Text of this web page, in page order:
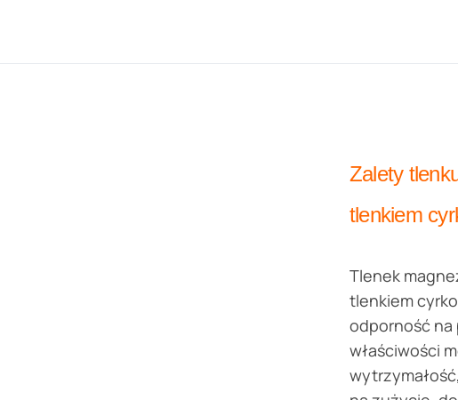
Zalety
tlenkiem
Tlenek
tlenkiem
odporność na
właściwości